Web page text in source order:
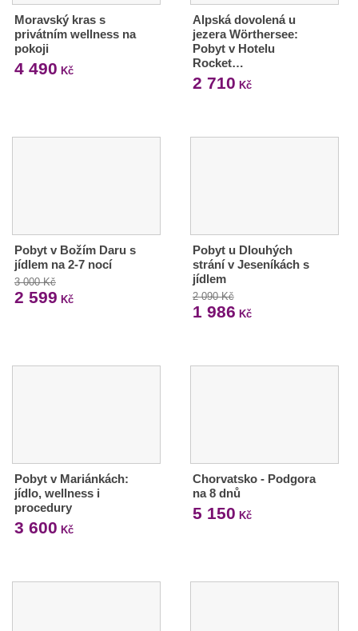
Moravský kras s
privátním wellness na
pokoji
4 490 Kč
Alpská dovolená u
jezera Wörthersee:
Pobyt v Hotelu
Rocket…
2 710 Kč
Pobyt v Božím Daru s
jídlem na 2-7 nocí
3 000 Kč
2 599 Kč
Pobyt u Dlouhých
strání v Jeseníkách s
jídlem
2 090 Kč
1 986 Kč
Pobyt v Mariánkách:
jídlo, wellness i
procedury
3 600 Kč
Chorvatsko - Podgora
na 8 dnů
5 150 Kč